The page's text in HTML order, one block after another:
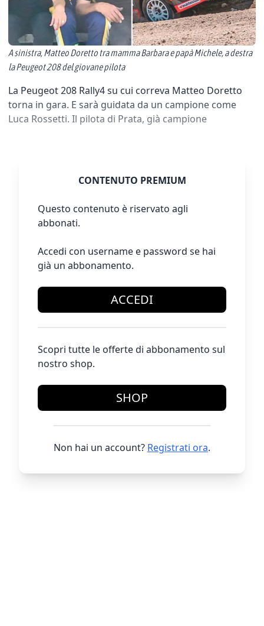
A sinistra, Matteo Doretto tra mamma Barbara e papà Michele, a destra
la Peugeot 208 del giovane pilota
La Peugeot 208 Rally4 su cui correva Matteo Doretto
torna in gara. E sarà guidata da un campione come
Luca Rossetti. Il pilota di Prata, già campione
CONTENUTO PREMIUM
Questo contenuto è riservato agli
abbonati.
Accedi con username e password se hai
già un abbonamento.
ACCEDI
Scopri tutte le offerte di abbonamento sul
nostro shop.
SHOP
Non hai un account? Registrati ora.